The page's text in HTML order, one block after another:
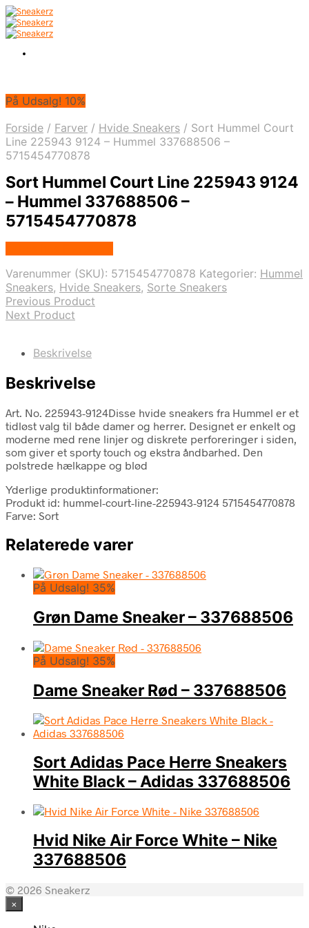
På Udsalg! 10%
Forside / Farver / Hvide Sneakers / Sort Hummel Court
Line 225943 9124 – Hummel 337688506 –
5715454770878
Sort Hummel Court Line 225943 9124
– Hummel 337688506 –
5715454770878
Varenummer (SKU): 5715454770878 Kategorier: Hummel
Sneakers, Hvide Sneakers, Sorte Sneakers
Previous Product
Next Product
Beskrivelse
Beskrivelse
Art. No. 225943-9124Disse hvide sneakers fra Hummel er et
tidløst valg til både damer og herrer. Designet er enkelt og
moderne med rene linjer og diskrete perforeringer i siden,
som giver et sporty touch og ekstra åndbarhed. Den
polstrede hælkappe og blød
Yderlige produktinformationer:
Produkt id: hummel-court-line-225943-9124 5715454770878
Farve: Sort
Relaterede varer
På Udsalg! 35%
Grøn Dame Sneaker – 337688506
På Udsalg! 35%
Dame Sneaker Rød – 337688506
Sort Adidas Pace Herre Sneakers
White Black – Adidas 337688506
Hvid Nike Air Force White – Nike
337688506
© 2026 Sneakerz
×